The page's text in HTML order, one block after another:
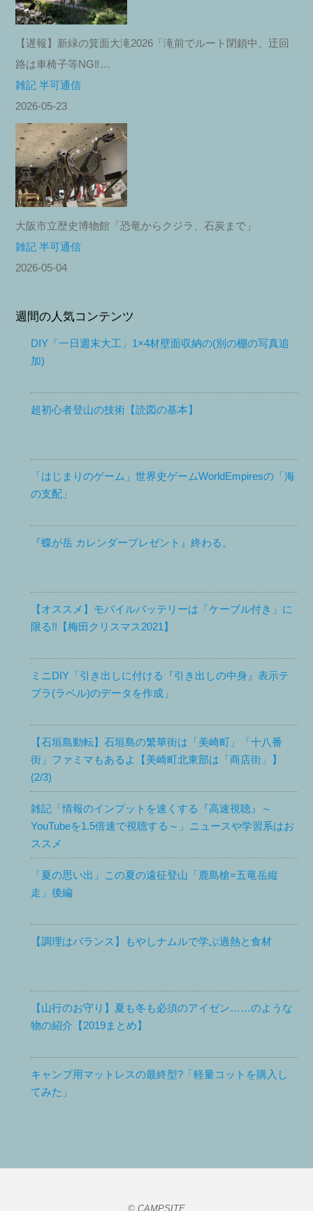
【遅報】新緑の箕面大滝2026「滝前でルート閉鎖中、迂回
路は車椅子等NG‼︎…
雑記 半可通信
2026-05-23
大阪市立歴史博物館「恐竜からクジラ、石炭まで」
雑記 半可通信
2026-05-04
週間の人気コンテンツ
DIY「一日週末大工」1×4材壁面収納の(別の棚の写真追
加)
超初心者登山の技術【読図の基本】
「はじまりのゲーム」世界史ゲームWorldEmpiresの「海
の支配」
『蝶が岳 カレンダープレゼント』終わる。
【オススメ】モバイルバッテリーは「ケーブル付き」に
限る!!【梅田クリスマス2021】
ミニDIY「引き出しに付ける『引き出しの中身』表示テ
プラ(ラベル)のデータを作成」
【石垣島動転】石垣島の繁華街は「美崎町」「十八番
街」ファミマもあるよ【美崎町北東部は「商店街」】
(2/3)
雑記「情報のインプットを速くする『高速視聴』～
YouTubeを1.5倍速で視聴する～」ニュースや学習系はお
ススメ
「夏の思い出」この夏の遠征登山「鹿島槍=五竜岳縦
走」後編
【調理はバランス】もやしナムルで学ぶ過熱と食材
【山行のお守り】夏も冬も必須のアイゼン……のような
物の紹介【2019まとめ】
キャンプ用マットレスの最終型?「軽量コットを購入し
てみた」
© CAMPSITE